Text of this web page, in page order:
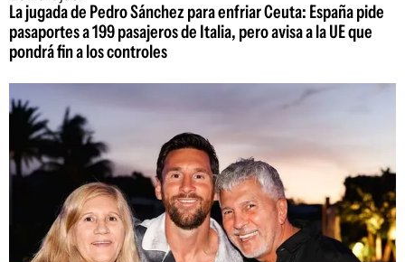
La jugada de Pedro Sánchez para enfriar Ceuta: España pide
pasaportes a 199 pasajeros de Italia, pero avisa a la UE que
pondrá fin a los controles